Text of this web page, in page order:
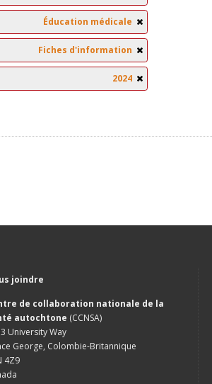
Éducation médicale
Fiches d'information
2024
joindre
de collaboration nationale de la
autochtone (CCNSA)
University Way
George, Colombie-Britannique
4Z9